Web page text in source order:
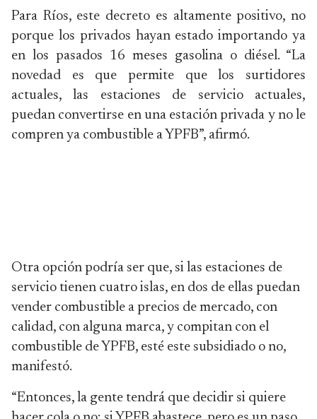
Para Ríos, este decreto es altamente positivo, no
porque los privados hayan estado importando ya
en los pasados 16 meses gasolina o diésel. “La
novedad es que permite que los surtidores
actuales, las estaciones de servicio actuales,
puedan convertirse en una estación privada y no le
compren ya combustible a YPFB”, afirmó.
Otra opción podría ser que, si las estaciones de
servicio tienen cuatro islas, en dos de ellas puedan
vender combustible a precios de mercado, con
calidad, con alguna marca, y compitan con el
combustible de YPFB, esté este subsidiado o no,
manifestó.
“Entonces, la gente tendrá que decidir si quiere